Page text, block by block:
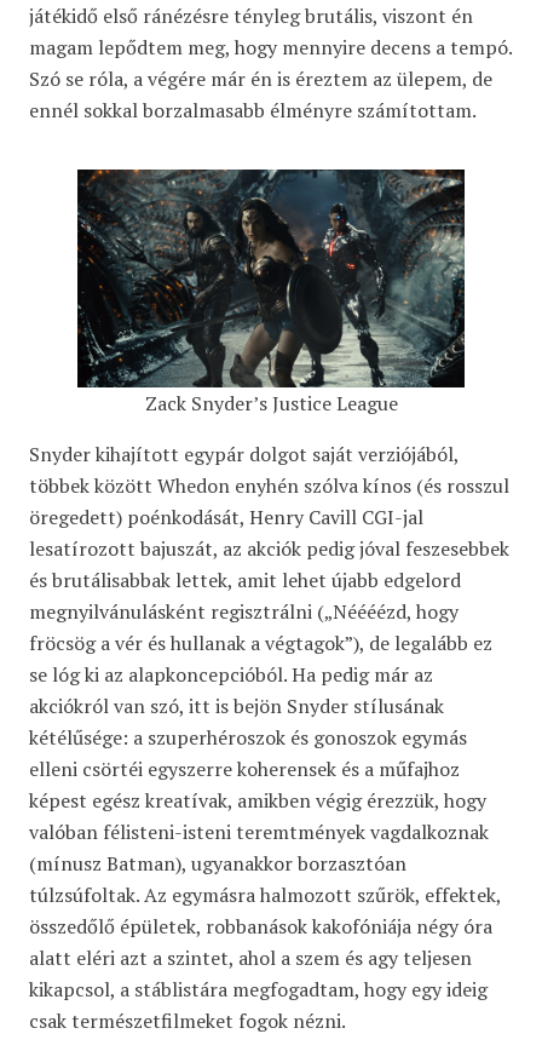
játékidő első ránézésre tényleg brutális, viszont én
magam lepődtem meg, hogy mennyire decens a tempó.
Szó se róla, a végére már én is éreztem az ülepem, de
ennél sokkal borzalmasabb élményre számítottam.
Zack Snyder’s Justice League
Snyder kihajított egypár dolgot saját verziójából,
többek között Whedon enyhén szólva kínos (és rosszul
öregedett) poénkodását, Henry Cavill CGI-jal
lesatírozott bajuszát, az akciók pedig jóval feszesebbek
és brutálisabbak lettek, amit lehet újabb edgelord
megnyilvánulásként regisztrálni („Néééézd, hogy
fröcsög a vér és hullanak a végtagok”), de legalább ez
se lóg ki az alapkoncepcióból. Ha pedig már az
akciókról van szó, itt is bejön Snyder stílusának
kétélűsége: a szuperhéroszok és gonoszok egymás
elleni csörtéi egyszerre koherensek és a műfajhoz
képest egész kreatívak, amikben végig érezzük, hogy
valóban félisteni-isteni teremtmények vagdalkoznak
(mínusz Batman), ugyanakkor borzasztóan
túlzsúfoltak. Az egymásra halmozott szűrök, effektek,
összedőlő épületek, robbanások kakofóniája négy óra
alatt eléri azt a szintet, ahol a szem és agy teljesen
kikapcsol, a stáblistára megfogadtam, hogy egy ideig
csak természetfilmeket fogok nézni.